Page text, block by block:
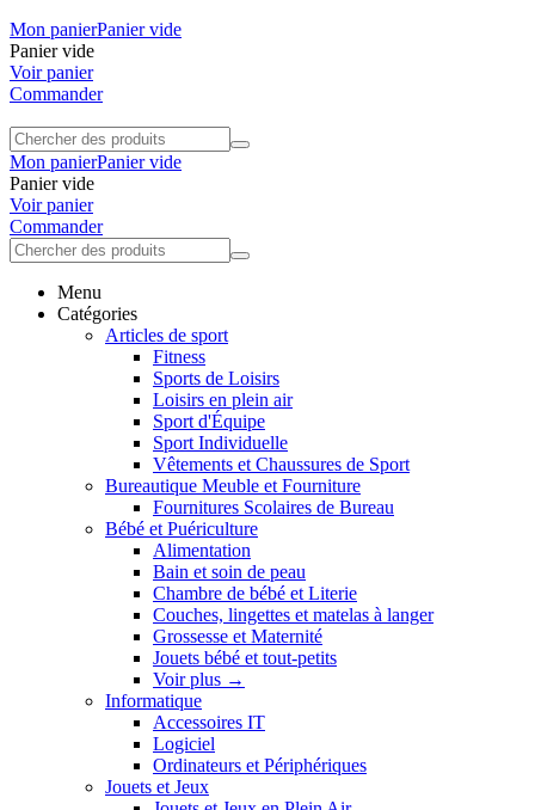
Mon panierPanier vide
Panier vide
Voir panier
Commander
Mon panierPanier vide
Panier vide
Voir panier
Commander
Menu
Catégories
Articles de sport
Fitness
Sports de Loisirs
Loisirs en plein air
Sport d'Équipe
Sport Individuelle
Vêtements et Chaussures de Sport
Bureautique Meuble et Fourniture
Fournitures Scolaires de Bureau
Bébé et Puériculture
Alimentation
Bain et soin de peau
Chambre de bébé et Literie
Couches, lingettes et matelas à langer
Grossesse et Maternité
Jouets bébé et tout-petits
Voir plus →
Informatique
Accessoires IT
Logiciel
Ordinateurs et Périphériques
Jouets et Jeux